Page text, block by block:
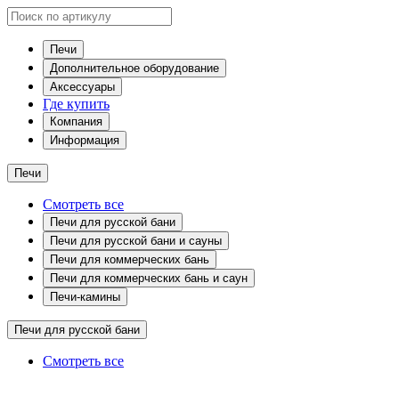
Печи
Дополнительное оборудование
Аксессуары
Где купить
Компания
Информация
Печи
Смотреть все
Печи для русской бани
Печи для русской бани и сауны
Печи для коммерческих бань
Печи для коммерческих бань и саун
Печи-камины
Печи для русской бани
Смотреть все